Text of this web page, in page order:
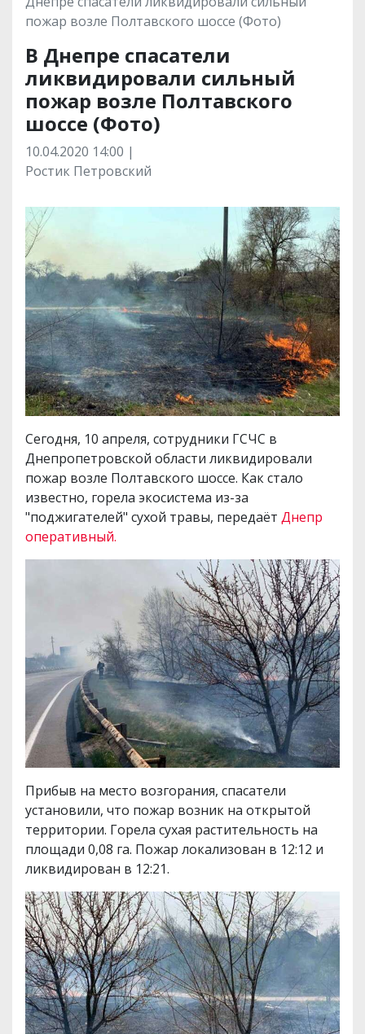
пожар возле Полтавского шоссе (Фото)
В Днепре спасатели
ликвидировали сильный
пожар возле Полтавского
шоссе (Фото)
10.04.2020 14:00 |
Ростик Петровский
Сегодня, 10 апреля, сотрудники ГСЧС в
Днепропетровской области ликвидировали
пожар возле Полтавского шоссе. Как стало
известно, горела экосистема из-за
"поджигателей" сухой травы, передаёт Днепр
оперативный.
Прибыв на место возгорания, спасатели
установили, что пожар возник на открытой
территории. Горела сухая растительность на
площади 0,08 га. Пожар локализован в 12:12 и
ликвидирован в 12:21.